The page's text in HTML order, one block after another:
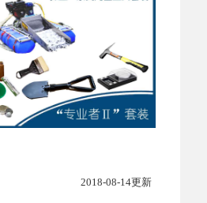
2018-08-14更新